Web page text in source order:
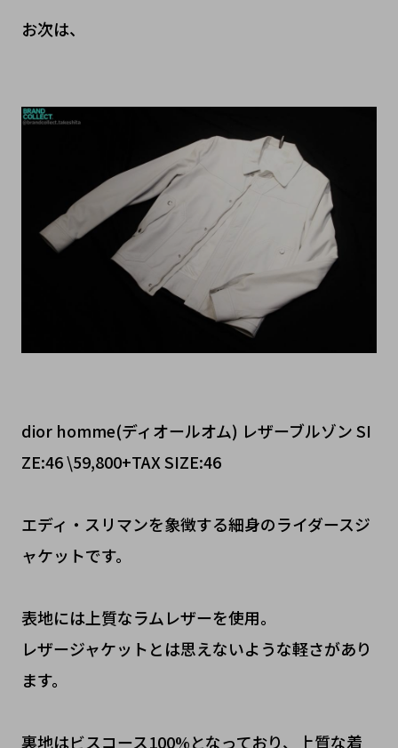
お次は、
dior homme(ディオールオム) レザーブルゾン SI
ZE:46 \59,800+TAX SIZE:46
エディ・スリマンを象徴する細身のライダースジ
ャケットです。
表地には上質なラムレザーを使用。
レザージャケットとは思えないような軽さがあり
ます。
裏地はビスコース100%となっており、上質な着